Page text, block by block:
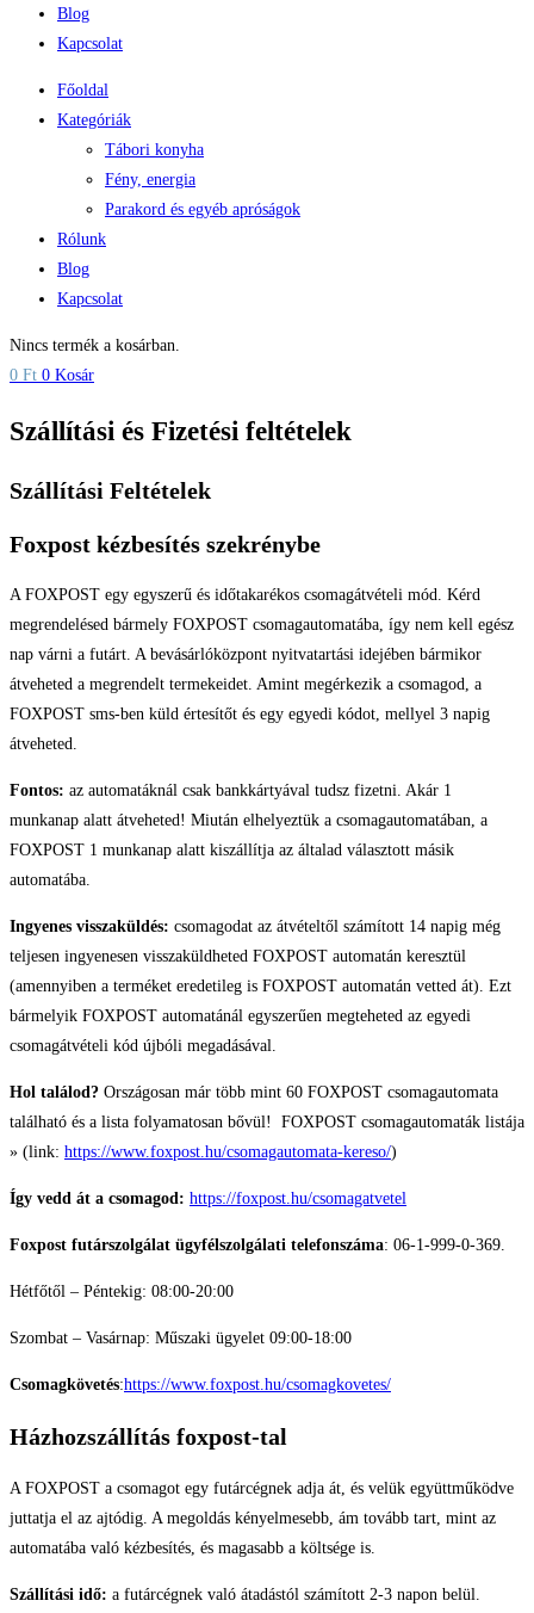
Blog
Kapcsolat
Főoldal
Kategóriák
Tábori konyha
Fény, energia
Parakord és egyéb apróságok
Rólunk
Blog
Kapcsolat
Nincs termék a kosárban.
0 Ft 0 Kosár
Szállítási és Fizetési feltételek
Szállítási Feltételek
Foxpost kézbesítés szekrénybe
A FOXPOST egy egyszerű és időtakarékos csomagátvételi mód. Kérd
megrendelésed bármely FOXPOST csomagautomatába, így nem kell egész
nap várni a futárt. A bevásárlóközpont nyitvatartási idejében bármikor
átveheted a megrendelt termekeidet. Amint megérkezik a csomagod, a
FOXPOST sms-ben küld értesítőt és egy egyedi kódot, mellyel 3 napig
átveheted.
Fontos: az automatáknál csak bankkártyával tudsz fizetni. Akár 1
munkanap alatt átveheted! Miután elhelyeztük a csomagautomatában, a
FOXPOST 1 munkanap alatt kiszállítja az általad választott másik
automatába.
Ingyenes visszaküldés: csomagodat az átvételtől számított 14 napig még
teljesen ingyenesen visszaküldheted FOXPOST automatán keresztül
(amennyiben a terméket eredetileg is FOXPOST automatán vetted át). Ezt
bármelyik FOXPOST automatánál egyszerűen megteheted az egyedi
csomagátvételi kód újbóli megadásával.
Hol találod? Országosan már több mint 60 FOXPOST csomagautomata
található és a lista folyamatosan bővül! FOXPOST csomagautomaták listája
» (link: https://www.foxpost.hu/csomagautomata-kereso/)
Így vedd át a csomagod: https://foxpost.hu/csomagatvetel
Foxpost futárszolgálat ügyfélszolgálati telefonszáma: 06-1-999-0-369.
Hétfőtől – Péntekig: 08:00-20:00
Szombat – Vasárnap: Műszaki ügyelet 09:00-18:00
Csomagkövetés:https://www.foxpost.hu/csomagkovetes/
Házhozszállítás foxpost-tal
A FOXPOST a csomagot egy futárcégnek adja át, és velük együttműködve
juttatja el az ajtódig. A megoldás kényelmesebb, ám tovább tart, mint az
automatába való kézbesítés, és magasabb a költsége is.
Szállítási idő: a futárcégnek való átadástól számított 2-3 napon belül.